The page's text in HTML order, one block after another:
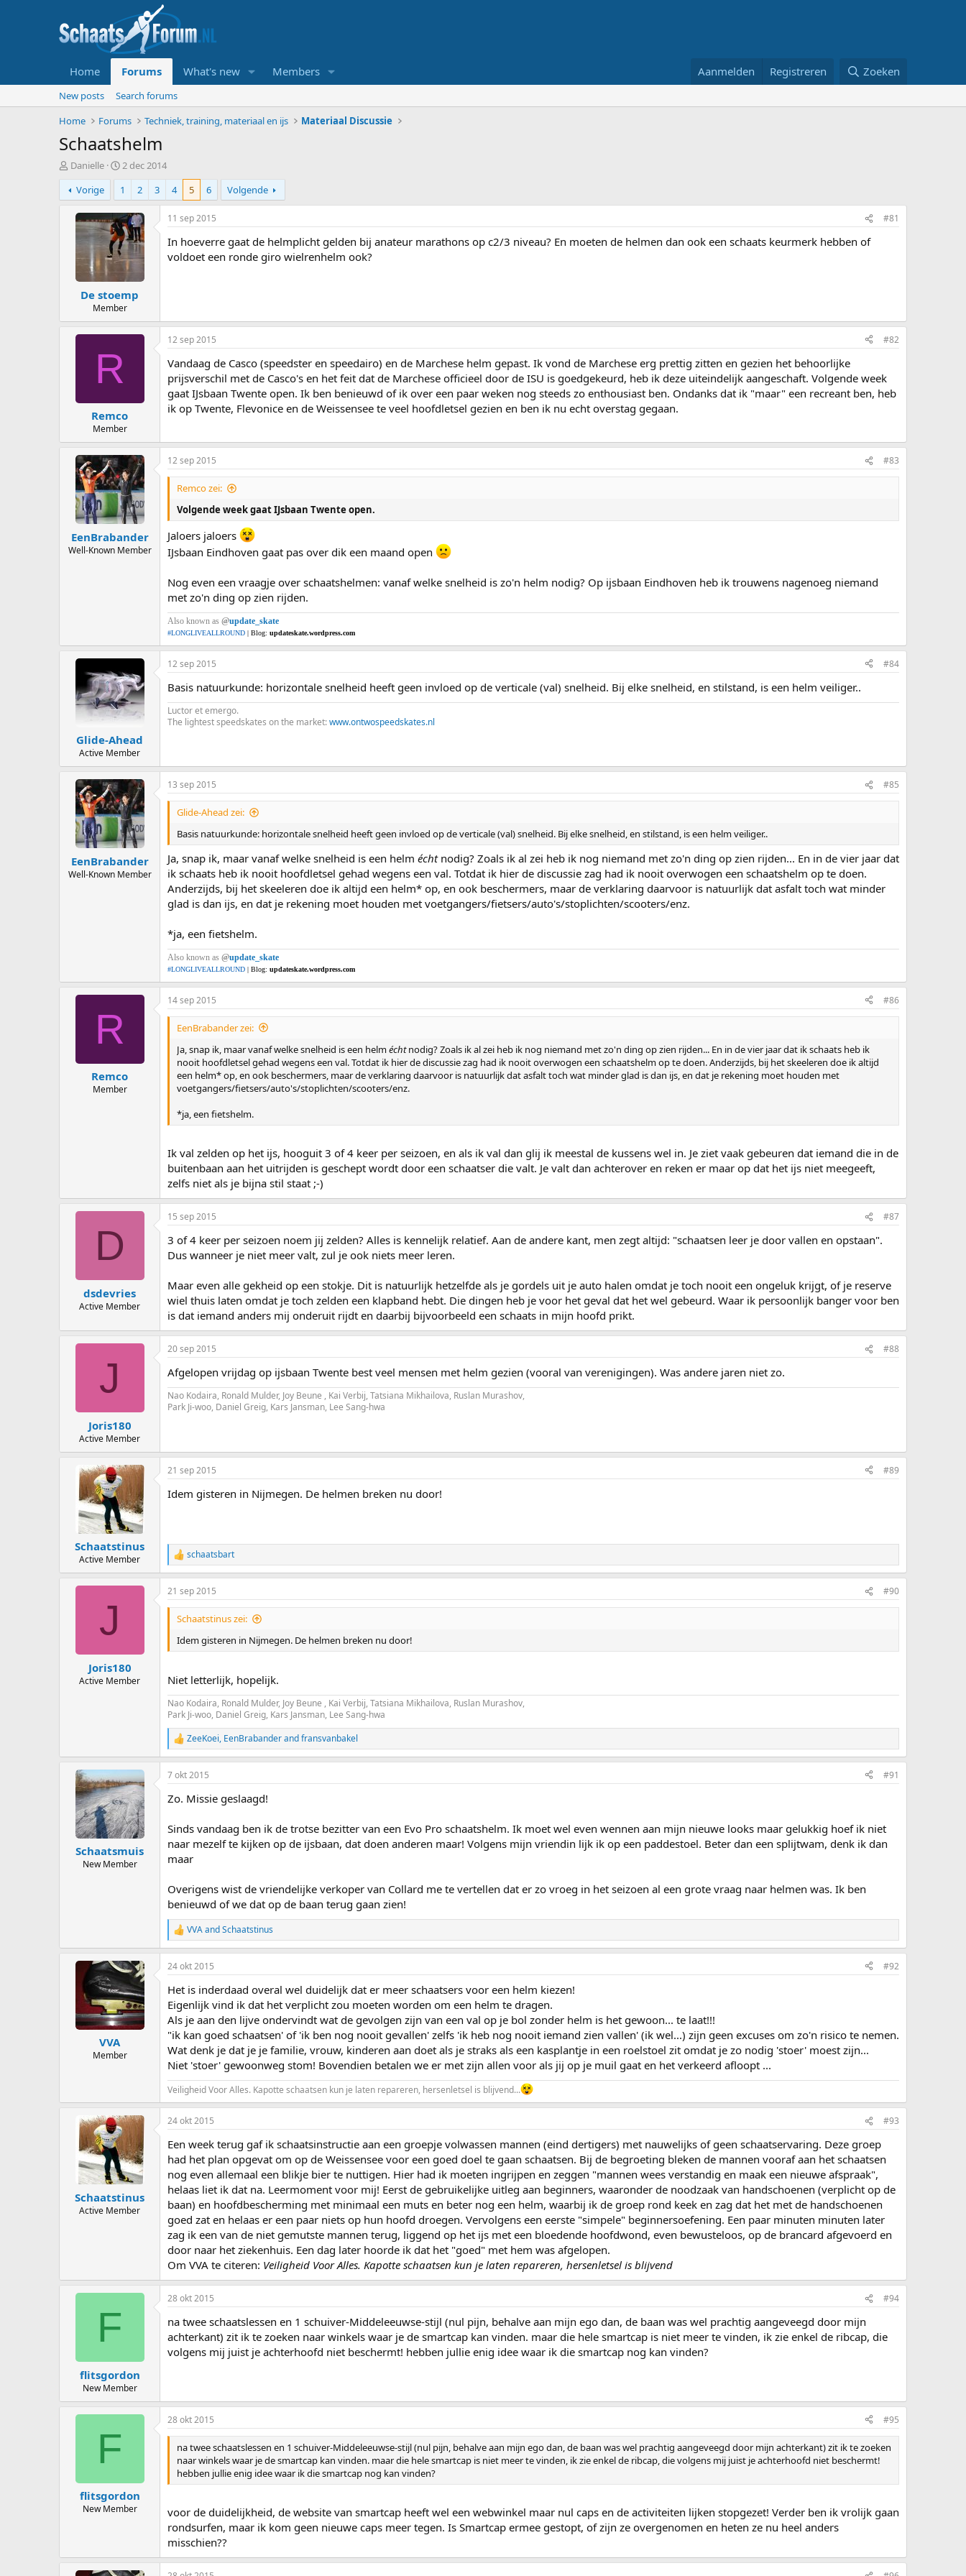
Home Forums What's new Members Aanmelden Registreren Zoeken
New posts
Search forums
Home
Forums Techniek, training, materiaal en ijs Materiaal Discussie
Schaatshelm
T
o
p
i
Danielle
S
t
a
r
t
d
a
t
u
m
2 dec 2014
Vorige
1 2 3 4 5 6 Volgende
De stoemp
Member
11 sep 2015 #81
In hoeverre gaat de helmplicht gelden bij anateur marathons op c2/3 niveau? En moeten de helmen dan ook een schaats keurmerk hebben of
voldoet een ronde giro wielrenhelm ook?
R
Remco
Member
12 sep 2015 #82
Vandaag de Casco (speedster en speedairo) en de Marchese helm gepast. Ik vond de Marchese erg prettig zitten en gezien het behoorlijke
prijsverschil met de Casco's en het feit dat de Marchese officieel door de ISU is goedgekeurd, heb ik deze uiteindelijk aangeschaft. Volgende week
gaat IJsbaan Twente open. Ik ben benieuwd of ik over een paar weken nog steeds zo enthousiast ben. Ondanks dat ik "maar" een recreant ben, heb
ik op Twente, Flevonice en de Weissensee te veel hoofdletsel gezien en ben ik nu echt overstag gegaan.
EenBrabander
Well-Known Member
12 sep 2015 #83
Remco zei:
Volgende week gaat IJsbaan Twente open.
Jaloers jaloers
IJsbaan Eindhoven gaat pas over dik een maand open
Nog even een vraagje over schaatshelmen: vanaf welke snelheid is zo'n helm nodig? Op ijsbaan Eindhoven heb ik trouwens nagenoeg niemand
met zo'n ding op zien rijden.
Also known as @update_skate
#LONGLIVEALLROUND | Blog: updateskate.wordpress.com
Glide-Ahead
Active Member
12 sep 2015 #84
Basis natuurkunde: horizontale snelheid heeft geen invloed op de verticale (val) snelheid. Bij elke snelheid, en stilstand, is een helm veiliger..
Luctor et emergo.
The lightest speedskates on the market:www.ontwospeedskates.nl
EenBrabander
Well-Known Member
13 sep 2015 #85
Glide-Ahead zei:
Basis natuurkunde: horizontale snelheid heeft geen invloed op de verticale (val) snelheid. Bij elke snelheid, en stilstand, is een helm veiliger..
Ja, snap ik, maar vanaf welke snelheid is een helm écht nodig? Zoals ik al zei heb ik nog niemand met zo'n ding op zien rijden... En in de vier jaar dat
ik schaats heb ik nooit hoofdletsel gehad wegens een val. Totdat ik hier de discussie zag had ik nooit overwogen een schaatshelm op te doen.
Anderzijds, bij het skeeleren doe ik altijd een helm* op, en ook beschermers, maar de verklaring daarvoor is natuurlijk dat asfalt toch wat minder
glad is dan ijs, en dat je rekening moet houden met voetgangers/fietsers/auto's/stoplichten/scooters/enz.
*ja, een fietshelm.
Also known as @update_skate
#LONGLIVEALLROUND | Blog: updateskate.wordpress.com
R
Remco
Member
14 sep 2015 #86
EenBrabander zei:
Ja, snap ik, maar vanaf welke snelheid is een helméchtnodig? Zoals ik al zei heb ik nog niemand met zo'n ding op zien rijden... En in de vier jaar dat ik schaats heb ik
nooit hoofdletsel gehad wegens een val. Totdat ik hier de discussie zag had ik nooit overwogen een schaatshelm op te doen. Anderzijds, bij het skeeleren doe ik altijd
een helm* op, en ook beschermers, maar de verklaring daarvoor is natuurlijk dat asfalt toch wat minder glad is dan ijs, en dat je rekening moet houden met
voetgangers/fietsers/auto's/stoplichten/scooters/enz.
*ja, een fietshelm.
Ik val zelden op het ijs, hooguit 3 of 4 keer per seizoen, en als ik val dan glij ik meestal de kussens wel in. Je ziet vaak gebeuren dat iemand die in de
buitenbaan aan het uitrijden is geschept wordt door een schaatser die valt. Je valt dan achterover en reken er maar op dat het ijs niet meegeeft,
zelfs niet als je bijna stil staat ;-)
D
dsdevries
Active Member
15 sep 2015 #87
3 of 4 keer per seizoen noem jij zelden? Alles is kennelijk relatief. Aan de andere kant, men zegt altijd: "schaatsen leer je door vallen en opstaan".
Dus wanneer je niet meer valt, zul je ook niets meer leren.
Maar even alle gekheid op een stokje. Dit is natuurlijk hetzelfde als je gordels uit je auto halen omdat je toch nooit een ongeluk krijgt, of je reserve
wiel thuis laten omdat je toch zelden een klapband hebt. Die dingen heb je voor het geval dat het wel gebeurd. Waar ik persoonlijk banger voor ben
is dat iemand anders mij onderuit rijdt en daarbij bijvoorbeeld een schaats in mijn hoofd prikt.
J
Joris180
Active Member
20 sep 2015 #88
Afgelopen vrijdag op ijsbaan Twente best veel mensen met helm gezien (vooral van verenigingen). Was andere jaren niet zo.
Nao Kodaira, Ronald Mulder, Joy Beune , Kai Verbij, Tatsiana Mikhailova, Ruslan Murashov,
Park Ji-woo, Daniel Greig, Kars Jansman, Lee Sang-hwa
Schaatstinus
Active Member
21 sep 2015 #89
Idem gisteren in Nijmegen. De helmen breken nu door!
R
e
a
c
t
n
s
schaatsbart
J
Joris180
Active Member
21 sep 2015 #90
Schaatstinus zei:
Idem gisteren in Nijmegen. De helmen breken nu door!
Niet letterlijk, hopelijk.
Nao Kodaira, Ronald Mulder, Joy Beune , Kai Verbij, Tatsiana Mikhailova, Ruslan Murashov,
Park Ji-woo, Daniel Greig, Kars Jansman, Lee Sang-hwa
R
e
a
c
i
n
s
:
ZeeKoei, EenBrabanderandfransvanbakel
Schaatsmuis
New Member
7 okt 2015 #91
Zo. Missie geslaagd!
Sinds vandaag ben ik de trotse bezitter van een Evo Pro schaatshelm. Ik moet wel even wennen aan mijn nieuwe looks maar gelukkig hoef ik niet
naar mezelf te kijken op de ijsbaan, dat doen anderen maar! Volgens mijn vriendin lijk ik op een paddestoel. Beter dan een splijtwam, denk ik dan
maar
Overigens wist de vriendelijke verkoper van Collard me te vertellen dat er zo vroeg in het seizoen al een grote vraag naar helmen was. Ik ben
benieuwd of we dat op de baan terug gaan zien!
R
e
a
c
i
o
n
s
:
VVAandSchaatstinus
VVA
Member
24 okt 2015 #92
Het is inderdaad overal wel duidelijk dat er meer schaatsers voor een helm kiezen!
Eigenlijk vind ik dat het verplicht zou moeten worden om een helm te dragen.
Als je aan den lijve ondervindt wat de gevolgen zijn van een val op je bol zonder helm is het gewoon... te laat!!!
"ik kan goed schaatsen' of 'ik ben nog nooit gevallen' zelfs 'ik heb nog nooit iemand zien vallen' (ik wel...) zijn geen excuses om zo'n risico te nemen.
Wat denk je dat je je familie, vrouw, kinderen aan doet als je straks als een kasplantje in een roelstoel zit omdat je zo nodig 'stoer' moest zijn...
Niet 'stoer' gewoonweg stom! Bovendien betalen we er met zijn allen voor als jij op je muil gaat en het verkeerd afloopt ...
Veiligheid Voor Alles. Kapotte schaatsen kun je laten repareren, hersenletsel is blijvend...
Schaatstinus
Active Member
24 okt 2015 #93
Een week terug gaf ik schaatsinstructie aan een groepje volwassen mannen (eind dertigers) met nauwelijks of geen schaatservaring. Deze groep
had het plan opgevat om op de Weissensee voor een goed doel te gaan schaatsen. Bij de begroeting bleken de mannen vooraf aan het schaatsen
nog even allemaal een blikje bier te nuttigen. Hier had ik moeten ingrijpen en zeggen "mannen wees verstandig en maak een nieuwe afspraak",
helaas liet ik dat na. Leermoment voor mij! Eerst de gebruikelijke uitleg aan beginners, waaronder de noodzaak van handschoenen (verplicht op de
baan) en hoofdbescherming met minimaal een muts en beter nog een helm, waarbij ik de groep rond keek en zag dat het met de handschoenen
goed zat en helaas er een paar niets op hun hoofd droegen. Vervolgens een eerste "simpele" beginnersoefening. Een paar minuten minuten later
zag ik een van de niet gemutste mannen terug, liggend op het ijs met een bloedende hoofdwond, even bewusteloos, op de brancard afgevoerd en
door naar het ziekenhuis. Een dag later hoorde ik dat het "goed" met hem was afgelopen.
Om VVA te citeren: Veiligheid Voor Alles. Kapotte schaatsen kun je laten repareren, hersenletsel is blijvend
F
flitsgordon
New Member
28 okt 2015 #94
na twee schaatslessen en 1 schuiver-Middeleeuwse-stijl (nul pijn, behalve aan mijn ego dan, de baan was wel prachtig aangeveegd door mijn
achterkant) zit ik te zoeken naar winkels waar je de smartcap kan vinden. maar die hele smartcap is niet meer te vinden, ik zie enkel de ribcap, die
volgens mij juist je achterhoofd niet beschermt! hebben jullie enig idee waar ik die smartcap nog kan vinden?
F
flitsgordon
New Member
28 okt 2015 #95
na twee schaatslessen en 1 schuiver-Middeleeuwse-stijl (nul pijn, behalve aan mijn ego dan, de baan was wel prachtig aangeveegd door mijn achterkant) zit ik te zoeken
naar winkels waar je de smartcap kan vinden. maar die hele smartcap is niet meer te vinden, ik zie enkel de ribcap, die volgens mij juist je achterhoofd niet beschermt!
hebben jullie enig idee waar ik die smartcap nog kan vinden?
voor de duidelijkheid, de website van smartcap heeft wel een webwinkel maar nul caps en de activiteiten lijken stopgezet! Verder ben ik vrolijk gaan
rondsurfen, maar ik kom geen nieuwe caps meer tegen. Is Smartcap ermee gestopt, of zijn ze overgenomen en heten ze nu heel anders
misschien??